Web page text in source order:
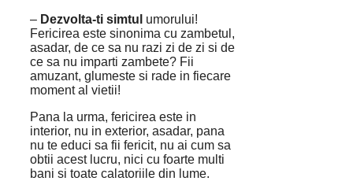
– Dezvolta-ti simtul umorului!
Fericirea este sinonima cu zambetul,
asadar, de ce sa nu razi zi de zi si de
ce sa nu imparti zambete? Fii
amuzant, glumeste si rade in fiecare
moment al vietii!
Pana la urma, fericirea este in
interior, nu in exterior, asadar, pana
nu te educi sa fii fericit, nu ai cum sa
obtii acest lucru, nici cu foarte multi
bani si toate calatoriile din lume.